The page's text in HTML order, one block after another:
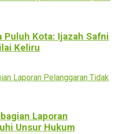
Puluh Kota: Ijazah Safni
Keliru
Laporan
Unsur Hukum